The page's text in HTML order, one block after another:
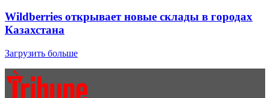
Wildberries открывает новые склады в городах
Казахстана
Загрузить больше